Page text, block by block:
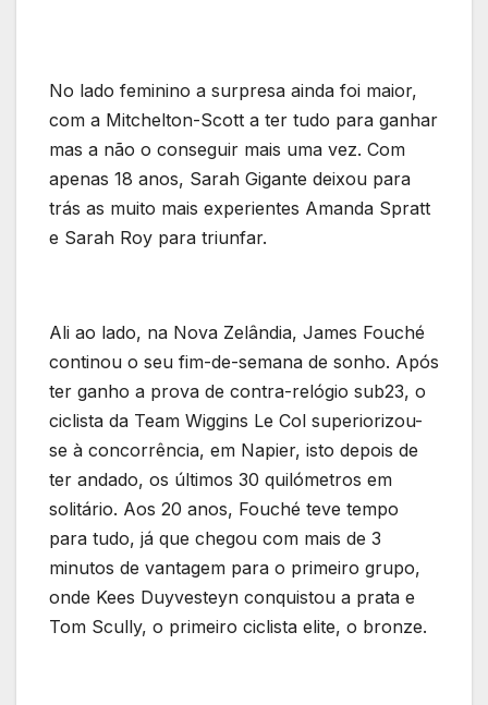
No lado feminino a surpresa ainda foi maior,
com a Mitchelton-Scott a ter tudo para ganhar
mas a não o conseguir mais uma vez. Com
apenas 18 anos, Sarah Gigante deixou para
trás as muito mais experientes Amanda Spratt
e Sarah Roy para triunfar.
Ali ao lado, na Nova Zelândia, James Fouché
continou o seu fim-de-semana de sonho. Após
ter ganho a prova de contra-relógio sub23, o
ciclista da Team Wiggins Le Col superiorizou-
se à concorrência, em Napier, isto depois de
ter andado, os últimos 30 quilómetros em
solitário. Aos 20 anos, Fouché teve tempo
para tudo, já que chegou com mais de 3
minutos de vantagem para o primeiro grupo,
onde Kees Duyvesteyn conquistou a prata e
Tom Scully, o primeiro ciclista elite, o bronze.